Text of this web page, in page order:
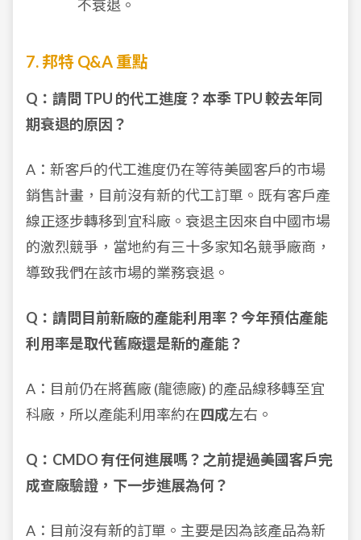
不衰退。
7. 邦特 Q&A 重點
Q：請問 TPU 的代工進度？本季 TPU 較去年同
期衰退的原因？
A：新客戶的代工進度仍在等待美國客戶的市場
銷售計畫，目前沒有新的代工訂單。既有客戶產
線正逐步轉移到宜科廠。衰退主因來自中國市場
的激烈競爭，當地約有三十多家知名競爭廠商，
導致我們在該市場的業務衰退。
Q：請問目前新廠的產能利用率？今年預估產能
利用率是取代舊廠還是新的產能？
A：目前仍在將舊廠 (龍德廠) 的產品線移轉至宜
科廠，所以產能利用率約在四成左右。
Q：CMDO 有任何進展嗎？之前提過美國客戶完
成查廠驗證，下一步進展為何？
A：目前沒有新的訂單。主要是因為該產品為新